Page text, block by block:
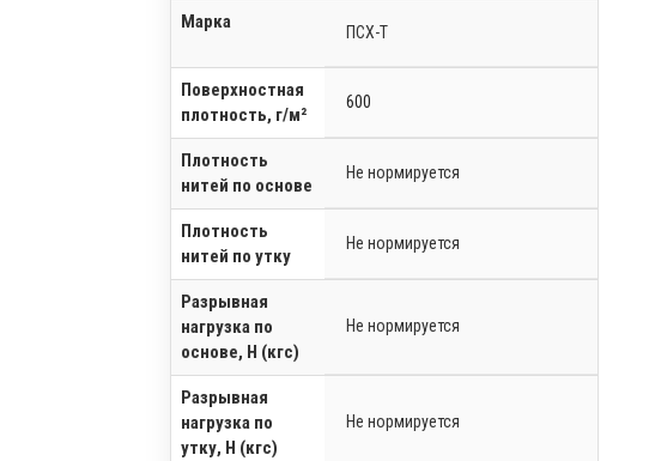
Марка ПСХ-Т
Поверхностная
плотность, г/м²
600
Плотность
нитей по основе
Не нормируется
Плотность
нитей по утку
Не нормируется
Разрывная
нагрузка по
основе, Н (кгс)
Не нормируется
Разрывная
нагрузка по
утку, Н (кгс)
Не нормируется